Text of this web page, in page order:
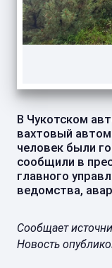
В Чукотском
вахтовый
человек были
сообщили в
главного
ведомства,
Сообщает
Новость